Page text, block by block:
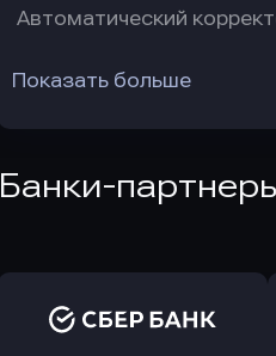
Автоматический
Показать больше
Банки-